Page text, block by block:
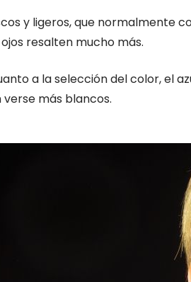
y ligeros, que normalmente
resalten mucho más.
a la selección del color, el
más blancos.